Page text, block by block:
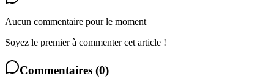
Aucun commentaire pour le moment
Soyez le premier à commenter cet article !
Commentaires (0)